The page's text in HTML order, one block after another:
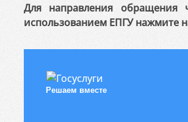
Для направления обращения
использованием ЕПГУ нажмите
Решаем вместе